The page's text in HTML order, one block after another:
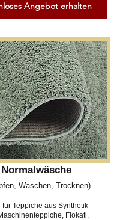
Angebot erhalten
Normalwäsche
Waschen, Trocknen)
für Teppiche aus Synthetik-
Flokati,